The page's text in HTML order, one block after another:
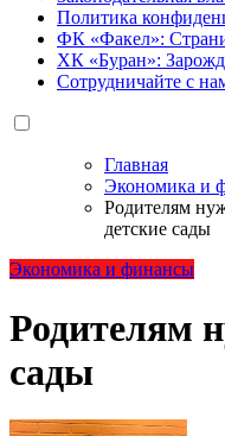
Политика
ФК «Факел»:
ХК «Буран»:
Сотрудничайте с
Главная
Экономика и
Родителям
детские сады
Экономика и финансы
Родителям
сады